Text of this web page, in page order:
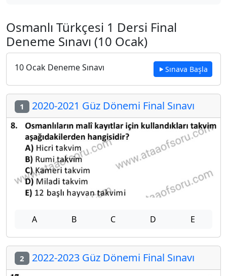
Osmanlı Türkçesi 1 Dersi Final
Deneme Sınavı (10 Ocak)
10 Ocak Deneme Sınavı Sınava Başla
1 2020-2021 Güz Dönemi Final Sınavı
A B C D E
2 2022-2023 Güz Dönemi Final Sınavı